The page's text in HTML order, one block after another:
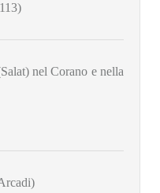
nel Corano e nella